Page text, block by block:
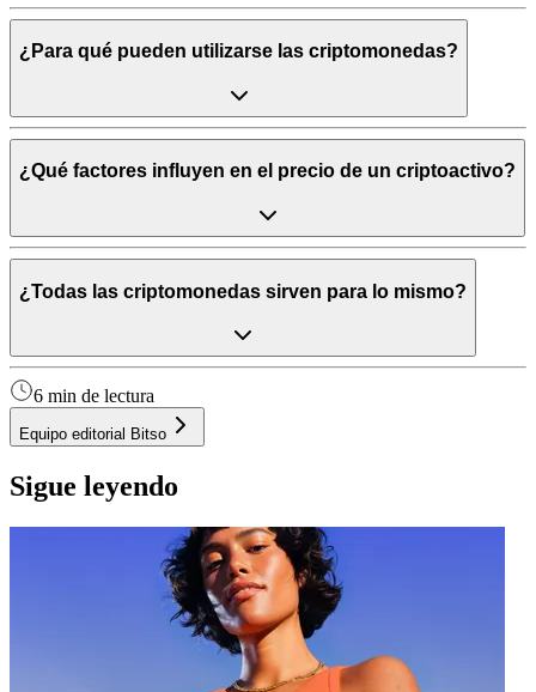
¿Para qué pueden utilizarse las criptomonedas?
¿Qué factores influyen en el precio de un criptoactivo?
¿Todas las criptomonedas sirven para lo mismo?
6 min de lectura
Equipo editorial Bitso
Sigue leyendo